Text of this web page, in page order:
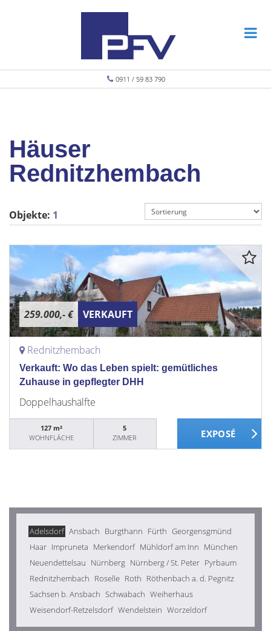
0911 / 59 83 790
Häuser
Rednitzhembach
Objekte: 1
259.000,- € VERKAUFT
Rednitzhembach
Verkauft: Wo das Leben spielt: gemütliches
Zuhause in gepflegter DHH
Doppelhaushälfte
127 m²
WOHNFLÄCHE
5
ZIMMER
Adelsdorf Ansbach Burgthann Fürth Georgensgmünd
Haar Impruneta Merkendorf Mühldorf am Inn München
Neuendettelsau Nürnberg Nürnberg / St. Peter Pyrbaum
Rednitzhembach Roselle Roth Röthenbach a. d. Pegnitz
Sachsen b. Ansbach Schwabach Weiherhaus
Weisendorf-Retzelsdorf Wendelstein Worzeldorf